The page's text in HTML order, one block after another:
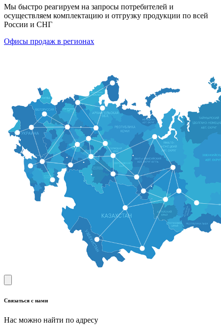
Мы быстро реагируем на запросы потребителей и
осуществляем комплектацию и отгрузку продукции по всей
России и СНГ
Офисы продаж в регионах
Связаться с нами
Нас можно найти по адресу